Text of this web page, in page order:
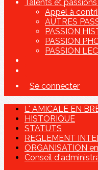
Talents et passions
Appel à
AUTRES
PASSION
PASSION
PASSION
Se connecter
L' AMICALE EN
HISTORIQUE
STATUTS
REGLEMENT
ORGANISATION
Conseil